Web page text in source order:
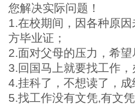
您解决实际问题！
1.在校期间，因各种原
方毕业证；
2.面对父母的压力，
3.回国马上就要找工作
4.挂科了，不想读了，成
5.找工作没有文凭,有文